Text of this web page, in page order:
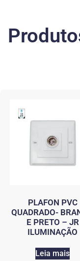
PLAFON PVC
QUADRADO-
E PRETO – JR
ILUMINAÇÃO
Leia mais